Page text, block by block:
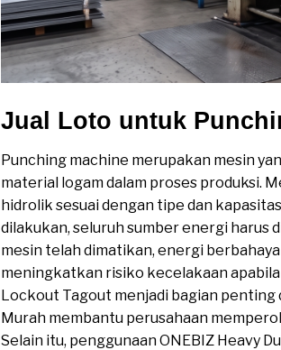
Jual Loto untuk
Punching machine merupakan mesin
material logam dalam proses produksi.
hidrolik sesuai dengan tipe dan
dilakukan, seluruh sumber energi harus
mesin telah dimatikan, energi
meningkatkan risiko kecelakaan
Lockout Tagout menjadi bagian penting
Murah membantu perusahaan
Selain itu, penggunaan ONEBIZ Heavy